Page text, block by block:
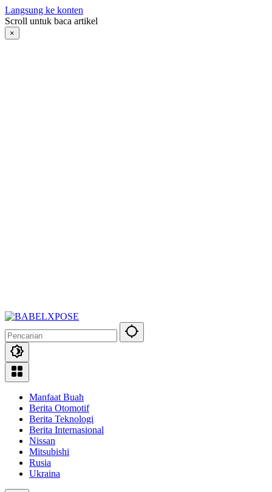
Langsung ke konten
Scroll untuk baca artikel
×
Manfaat Buah
Berita Otomotif
Berita Teknologi
Berita Internasional
Nissan
Mitsubishi
Rusia
Ukraina